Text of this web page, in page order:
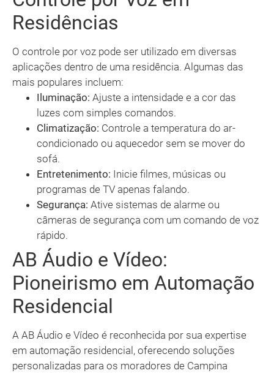
Residências
O controle por voz pode ser utilizado em diversas
aplicações dentro de uma residência. Algumas das
mais populares incluem:
Iluminação: Ajuste a intensidade e a cor das
luzes com simples comandos.
Climatização: Controle a temperatura do ar-
condicionado ou aquecedor sem se mover do
sofá.
Entretenimento: Inicie filmes, músicas ou
programas de TV apenas falando.
Segurança: Ative sistemas de alarme ou
câmeras de segurança com um comando de voz
rápido.
AB Áudio e Vídeo:
Pioneirismo em Automação
Residencial
A AB Áudio e Vídeo é reconhecida por sua expertise
em automação residencial, oferecendo soluções
personalizadas para os moradores de Campina